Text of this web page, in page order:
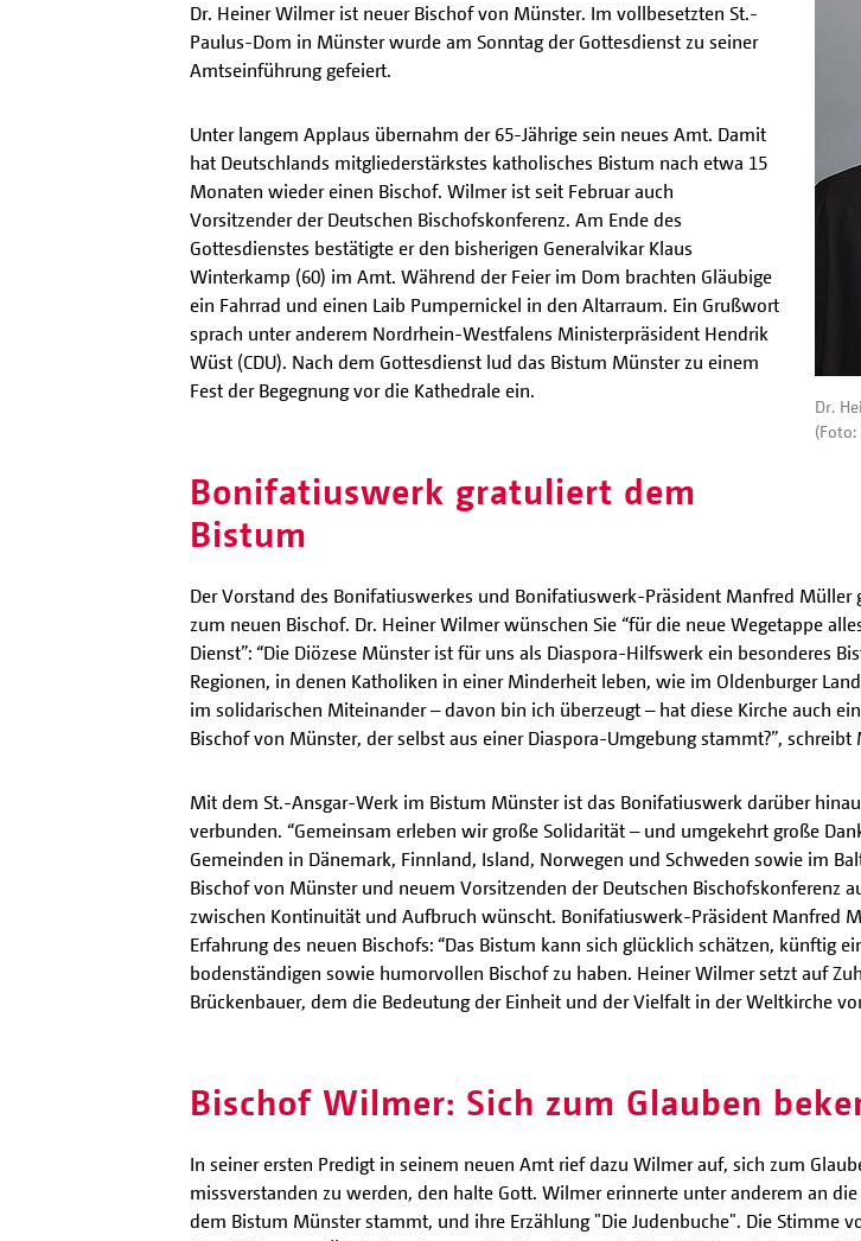
Dr.
Dr. Heiner Wilmer ist neuer Bischof von Münster. Im vollbesetzten St.-
Paulus-Dom in Münster wurde am Sonntag der Gottesdienst zu seiner
Amtseinführung gefeiert.
Unter langem Applaus übernahm der 65-Jährige sein neues Amt. Damit
hat Deutschlands mitgliederstärkstes katholisches Bistum nach etwa 15
Monaten wieder einen Bischof. Wilmer ist seit Februar auch
Vorsitzender der Deutschen Bischofskonferenz. Am Ende des
Gottesdienstes bestätigte er den bisherigen Generalvikar Klaus
Winterkamp (60) im Amt. Während der Feier im Dom brachten Gläubige
ein Fahrrad und einen Laib Pumpernickel in den Altarraum. Ein Grußwort
sprach unter anderem Nordrhein-Westfalens Ministerpräsident Hendrik
Wüst (CDU). Nach dem Gottesdienst lud das Bistum Münster zu einem
Fest der Begegnung vor die Kathedrale ein.
Bonifatiuswerk gratuliert dem
Bistum
Der Vorstand des Bonifatiuswerkes und Bonifatiuswerk-Präsident Manfred
zum neuen Bischof. Dr. Heiner Wilmer wünschen Sie “für die neue Wegetappe
Dienst”: “Die Diözese Münster ist für uns als Diaspora-Hilfswerk ein besonderes
Regionen, in denen Katholiken in einer Minderheit leben, wie im Oldenburger
im solidarischen Miteinander – davon bin ich überzeugt – hat diese Kirche auch
Bischof von Münster, der selbst aus einer Diaspora-Umgebung stammt?”,
Mit dem St.-Ansgar-Werk im Bistum Münster ist das Bonifatiuswerk darüber
verbunden. “Gemeinsam erleben wir große Solidarität – und umgekehrt große
Gemeinden in Dänemark, Finnland, Island, Norwegen und Schweden sowie im
Bischof von Münster und neuem Vorsitzenden der Deutschen Bischofskonferenz
zwischen Kontinuität und Aufbruch wünscht. Bonifatiuswerk-Präsident Manfred
Erfahrung des neuen Bischofs: “Das Bistum kann sich glücklich schätzen, künftig
bodenständigen sowie humorvollen Bischof zu haben. Heiner Wilmer setzt auf
Brückenbauer, dem die Bedeutung der Einheit und der Vielfalt in der Weltkirche
Bischof Wilmer: Sich zum Glauben
In seiner ersten Predigt in seinem neuen Amt rief dazu Wilmer auf, sich zum
missverstanden zu werden, den halte Gott. Wilmer erinnerte unter anderem an
dem Bistum Münster stammt, und ihre Erzählung "Die Judenbuche". Die Stimme